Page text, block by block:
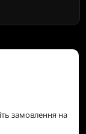
замовлення на